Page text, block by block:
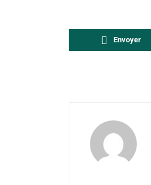
Envoyer